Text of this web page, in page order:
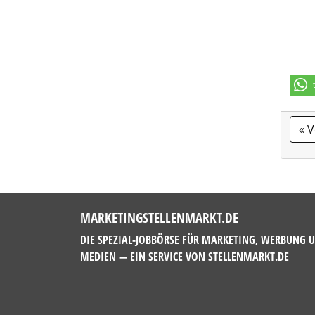
«
MARKETINGSTELLENMARKT.DE
DIE SPEZIAL-JOBBÖRSE FÜR MARKETING, WERBUNG
MEDIEN — EIN SERVICE VON STELLENMARKT.DE